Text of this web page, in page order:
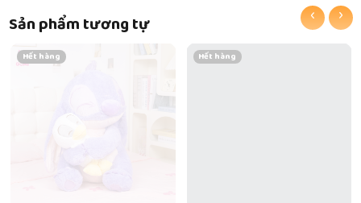
Sản phẩm tương tự
Hết hàng Hết hàng
‹ ›